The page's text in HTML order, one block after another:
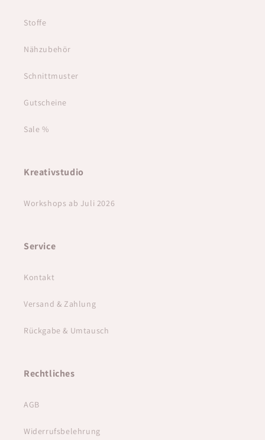
Stoffe
Nähzubehör
Schnittmuster
Gutscheine
Sale %
Kreativstudio
Workshops ab Juli 2026
Service
Kontakt
Versand & Zahlung
Rückgabe & Umtausch
Rechtliches
AGB
Widerrufsbelehrung